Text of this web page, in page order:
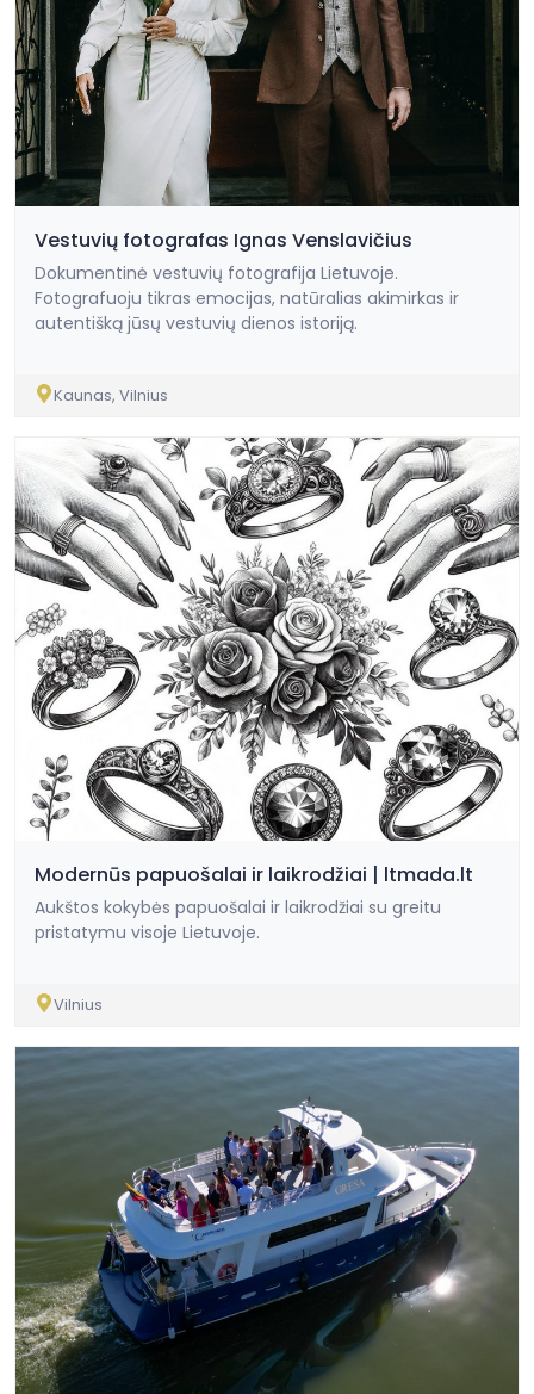
Vestuvių fotografas Ignas Venslavičius
Dokumentinė vestuvių fotografija Lietuvoje.
Fotografuoju tikras emocijas, natūralias akimirkas ir
autentišką jūsų vestuvių dienos istoriją.
Kaunas, Vilnius
Modernūs papuošalai ir laikrodžiai | ltmada.lt
Aukštos kokybės papuošalai ir laikrodžiai su greitu
pristatymu visoje Lietuvoje.
Vilnius